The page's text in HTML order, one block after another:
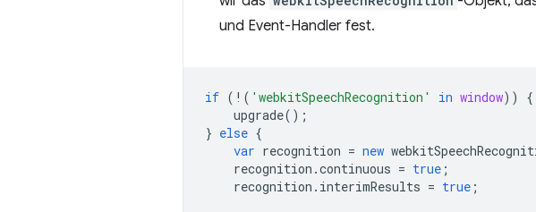
und Event-Handler fest.
if ( ! ( 'webkitSpeechRecognition' in window))
{
upgrade();
} else {
var recognition = new
recognition .continuous = true ;
recognition . interimResults = true ;